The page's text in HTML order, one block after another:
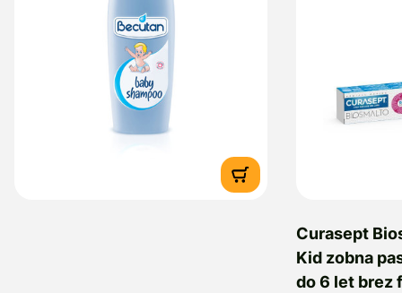
Curasept
Kid zobna
do 6 let brez